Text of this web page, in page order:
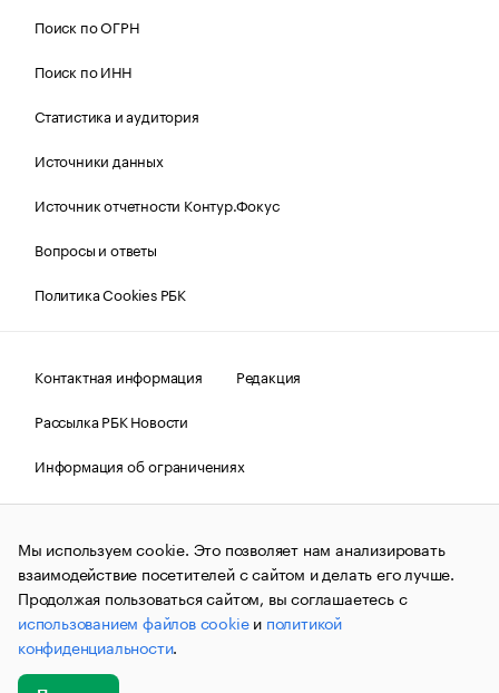
Поиск по ОГРН
Поиск по ИНН
Статистика и аудитория
Источники данных
Источник отчетности Контур.Фокус
Вопросы и ответы
Политика Cookies РБК
Контактная информация
Редакция
Рассылка РБК Новости
Информация об ограничениях
Правовая информация
О соблюдении авторских прав
© АО «РОСБИЗНЕСКОНСАЛТИНГ»,1995–2026.Сообщения
и материалы информационного агентства «РБК»
(зарегистрировано Федеральной службой по надзору в сфере
связи, информационных технологий и массовых
коммуникаций (Роскомнадзор) 09.12.2015 за номером ИА
№ФС77-63848) сопровождаются пометкой «РБК». Отдельные
публикации могут содержать информацию,
не предназначенную для пользователей
Мы используем cookie. Это позволяет нам анализировать
взаимодействие посетителей с сайтом и делать его лучше.
Продолжая пользоваться сайтом, вы соглашаетесь с
использованием файлов cookieи политикой
конфиденциальности.